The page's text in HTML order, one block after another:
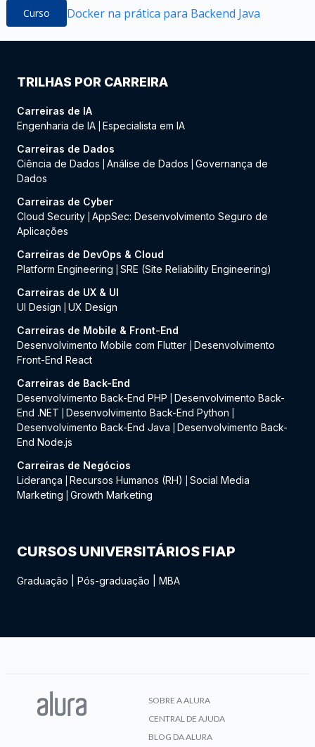
Curso Docker na prática para Backend Java
TRILHAS POR CARREIRA
Carreiras de IA
Engenharia de IA Especialista em IA
Carreiras de Dados
Ciência de Dados
Análise de Dados
Governança de
Dados
Carreiras de Cyber
Cloud Security AppSec: Desenvolvimento Seguro de
Aplicações
Carreiras de DevOps & Cloud
Platform Engineering
SRE (Site Reliability Engineering)
Carreiras de UX & UI
UI Design
UX Design
Carreiras de Mobile & Front-End
Desenvolvimento Mobile com Flutter
Desenvolvimento
Front-End React
Carreiras de Back-End
Desenvolvimento Back-End PHP
Desenvolvimento Back-
End .NET
Desenvolvimento Back-End Python
Desenvolvimento Back-End Java
Desenvolvimento Back-
End Node.js
Carreiras de Negócios
Liderança
Recursos Humanos (RH)
Social Media
Marketing
Growth Marketing
CURSOS UNIVERSITÁRIOS FIAP
Graduação Pós-graduação MBA
SOBRE A ALURA
CENTRAL DE AJUDA
BLOG DA ALURA